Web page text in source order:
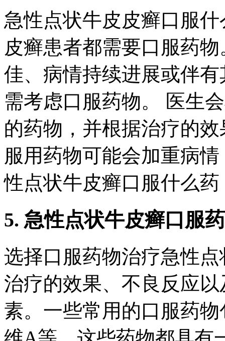
急性点状牛皮皮癣口服
皮癣患者都需要口服药
佳、病情持续进展或伴
需考虑口服药物。 医生
的药物，并根据治疗的
服用药物可能会加重病
性点状牛皮癣口服什么
5. 急性点状牛皮癣口服
选择口服药物治疗急性
治疗的效果、不良反应
素。一些常用的口服药